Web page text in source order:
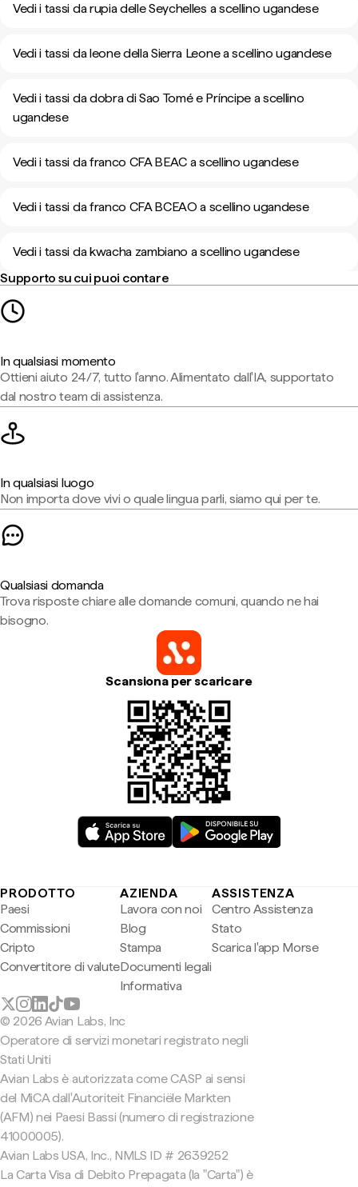
Vedi i tassi da rupia delle Seychelles a scellino ugandese
Vedi i tassi da leone della Sierra Leone a scellino ugandese
Vedi i tassi da dobra di Sao Tomé e Príncipe a scellino
ugandese
Vedi i tassi da franco CFA BEAC a scellino ugandese
Vedi i tassi da franco CFA BCEAO a scellino ugandese
Vedi i tassi da kwacha zambiano a scellino ugandese
Supporto su cui puoi contare
In qualsiasi momento
Ottieni aiuto 24/7, tutto l'anno. Alimentato dall'IA, supportato
dal nostro team di assistenza.
In qualsiasi luogo
Non importa dove vivi o quale lingua parli, siamo qui per te.
Qualsiasi domanda
Trova risposte chiare alle domande comuni, quando ne hai
bisogno.
Scansiona per scaricare
PRODOTTO
Paesi
Commissioni
Cripto
Convertitore di valute
AZIENDA
Lavora con noi
Blog
Stampa
Documenti legali
Informativa
ASSISTENZA
Centro Assistenza
Stato
Scarica l'app Morse
© 2026 Avian Labs, Inc
Operatore di servizi monetari registrato negli
Stati Uniti
Avian Labs è autorizzata come CASP ai sensi
del MiCA dall'Autoriteit Financiële Markten
(AFM) nei Paesi Bassi (numero di registrazione
41000005).
Avian Labs USA, Inc., NMLS ID # 2639252
La Carta Visa di Debito Prepagata (la "Carta") è